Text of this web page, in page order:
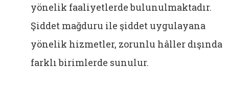
yönelik faaliyetlerde bulunulmaktadır.
Şiddet mağduru ile şiddet uygulayana
yönelik hizmetler, zorunlu hâller dışında
farklı birimlerde sunulur.